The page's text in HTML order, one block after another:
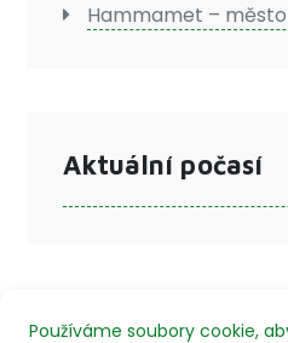
Hammamet –
Aktuální počasí